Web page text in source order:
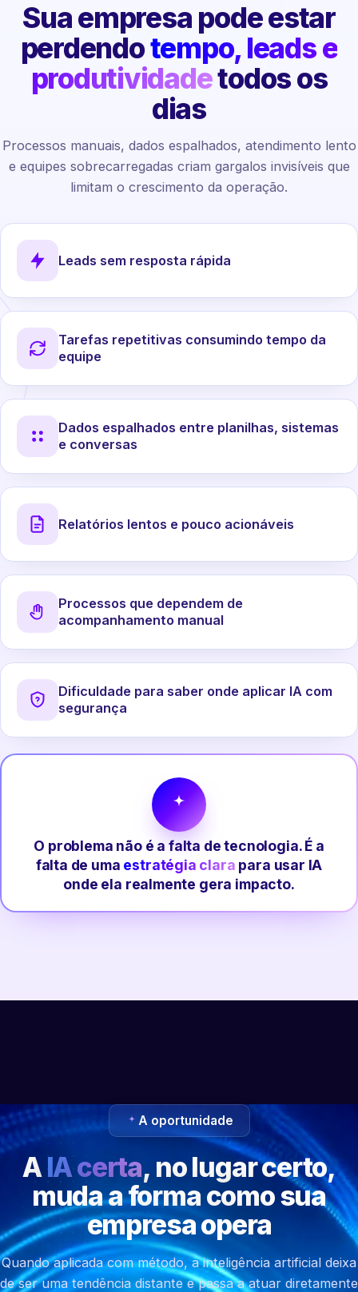
Sua empresa pode estar
perdendotempo, leads e
produtividadetodos os
dias
Processos manuais, dados espalhados, atendimento lento
e equipes sobrecarregadas criam gargalos invisíveis que
limitam o crescimento da operação.
Leads sem resposta rápida
Tarefas repetitivas consumindo tempo da
equipe
Dados espalhados entre planilhas, sistemas
e conversas
Relatórios lentos e pouco acionáveis
Processos que dependem de
acompanhamento manual
Dificuldade para saber onde aplicar IA com
segurança
O problema não é a falta de tecnologia. É a
falta de uma estratégia clara para usar IA
onde ela realmente gera impacto.
A oportunidade
AIA certa, no lugar certo,
muda a forma como sua
empresa opera
Quando aplicada com método, a inteligência artificial deixa
de ser uma tendência distante e passa a atuar diretamente